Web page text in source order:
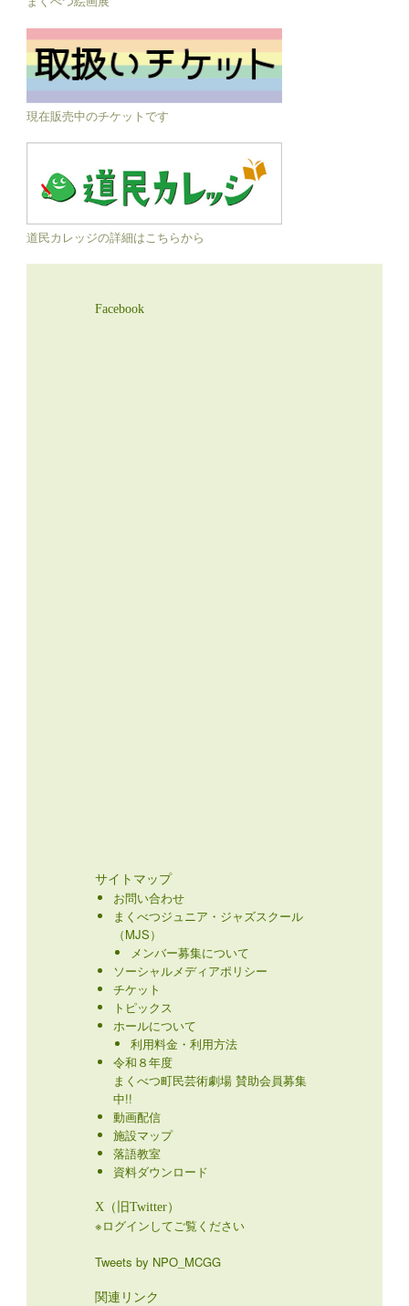
現在販売中のチケットです
道民カレッジの詳細はこちらから
Facebook
サイトマップ
お問い合わせ
まくべつジュニア・ジャズスクール
（MJS）
メンバー募集について
ソーシャルメディアポリシー
チケット
トピックス
ホールについて
利用料金・利用方法
令和８年度
まくべつ町民芸術劇場 賛助会員募集
中!!
動画配信
施設マップ
落語教室
資料ダウンロード
X（旧Twitter）
※ログインしてご覧ください
Tweets by NPO_MCGG
関連リンク